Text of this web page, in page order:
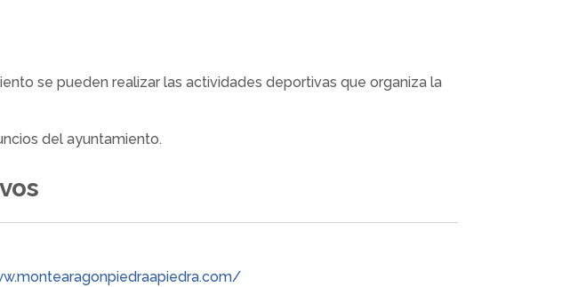
se pueden realizar las actividades deportivas que organiza la
del ayuntamiento.